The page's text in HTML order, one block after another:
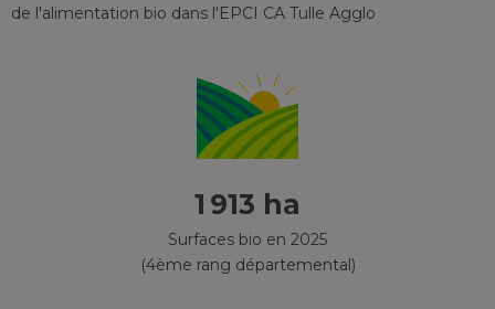
de l'alimentation bio dans l'EPCI CA Tulle Agglo
1 913 ha
Surfaces bio en 2025
(4ème rang départemental)